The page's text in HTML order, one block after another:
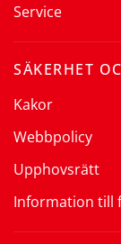
Service
SÄKERHET
Kakor
Webbpolicy
Upphovsrätt
Information till